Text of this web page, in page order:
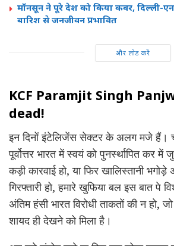
मॉनसून ने पूरे देश को किया कवर, दिल्ली-
बारिश से जनजीवन प्रभावित
और लोड करें
KCF Paramjit Singh
dead!
इन दिनों इंटेलिजेंस सेक्टर के अलग मजे हैं।
पूर्वोत्तर भारत में स्वयं को पुनर्स्थापित कर
कड़ी कारवाई हो, या फिर खालिस्तानी
गिरफ्तारी हो, हमारे खुफिया बल इस बात पे
अंतिम हंसी भारत विरोधी ताकतों की न हो,
शायद ही देखने को मिला है।